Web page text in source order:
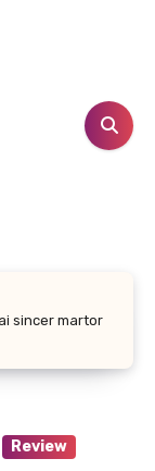
sincer martor
Review